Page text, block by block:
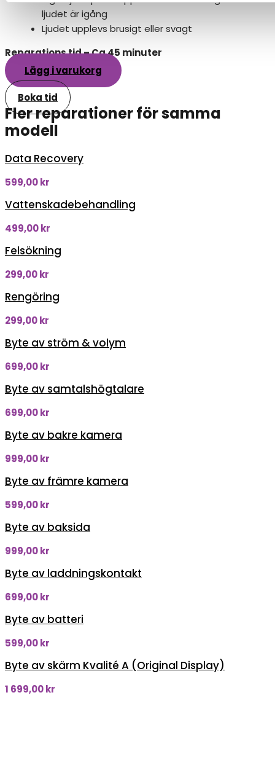
ljudet är igång
Ljudet upplevs brusigt eller svagt
Reparations tid – Ca 45 minuter
Lägg i varukorg
Boka tid
Fler reparationer för samma
modell
Data Recovery
599,00kr
Vattenskadebehandling
499,00kr
Felsökning
299,00kr
Rengöring
299,00kr
Byte av ström & volym
699,00kr
Byte av samtalshögtalare
699,00kr
Byte av bakre kamera
999,00kr
Byte av främre kamera
599,00kr
Byte av baksida
999,00kr
Byte av laddningskontakt
699,00kr
Byte av batteri
599,00kr
Byte av skärm Kvalité A (Original Display)
1 699,00kr